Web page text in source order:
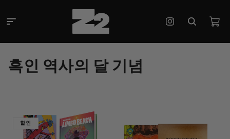
뛰기
Instagram
카
트
컬
흑인 역사의 달 기념
할인